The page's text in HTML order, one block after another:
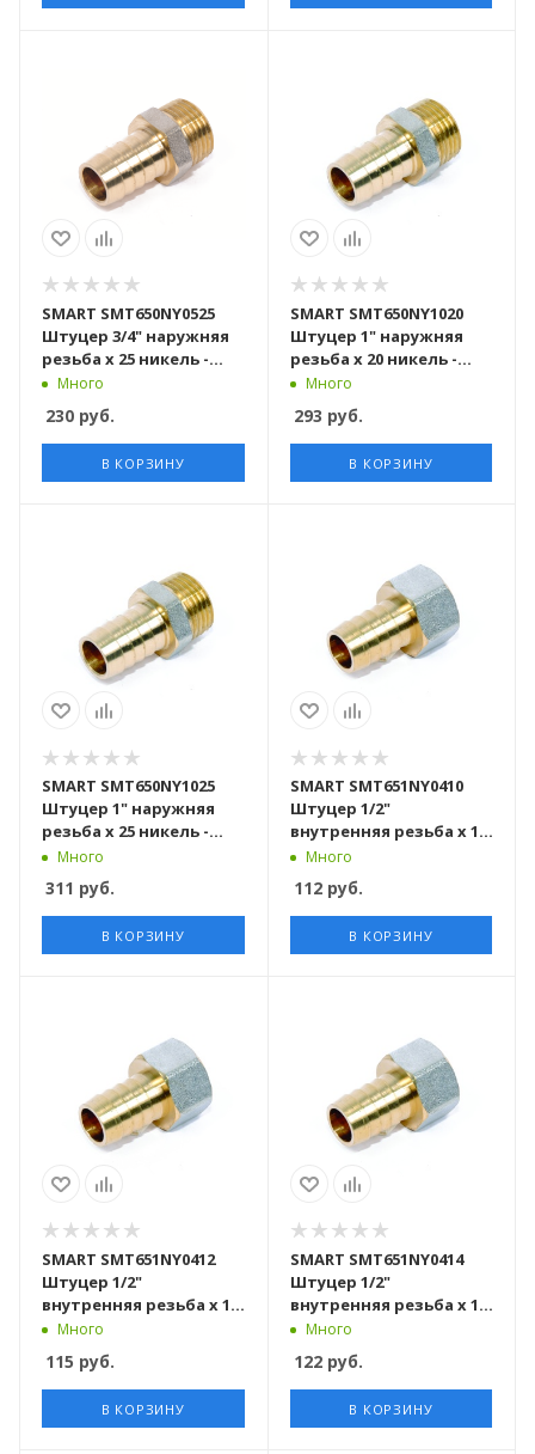
SMART SMT650NY0525
Штуцер 3/4" наружняя
резьба х 25 никель -
желтый, 100 штук в
упаковке
Много
230 руб.
В КОРЗИНУ
SMART SMT650NY1020
Штуцер 1" наружняя
резьба х 20 никель -
желтый, NEW 80 штук в
упаковке
Много
293 руб.
В КОРЗИНУ
SMART SMT650NY1025
Штуцер 1" наружняя
резьба х 25 никель -
желтый, 60 штук в
упаковке
Много
311 руб.
В КОРЗИНУ
SMART SMT651NY0410
Штуцер 1/2"
внутренняя резьба х 10
никель - желтый, 220
штук в упаковке
Много
112руб.
В КОРЗИНУ
SMART SMT651NY0412
Штуцер 1/2"
внутренняя резьба х 12
никель - желтый, 220
штук в упаковке
Много
115 руб.
В КОРЗИНУ
SMART SMT651NY0414
Штуцер 1/2"
внутренняя резьба х 14
никель - желтый, 200
штук в упаковке
Много
122руб.
В КОРЗИНУ